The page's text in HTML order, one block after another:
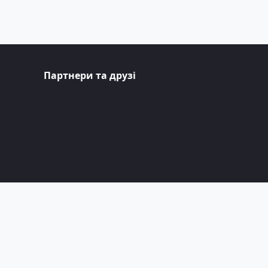
Партнери та друзі